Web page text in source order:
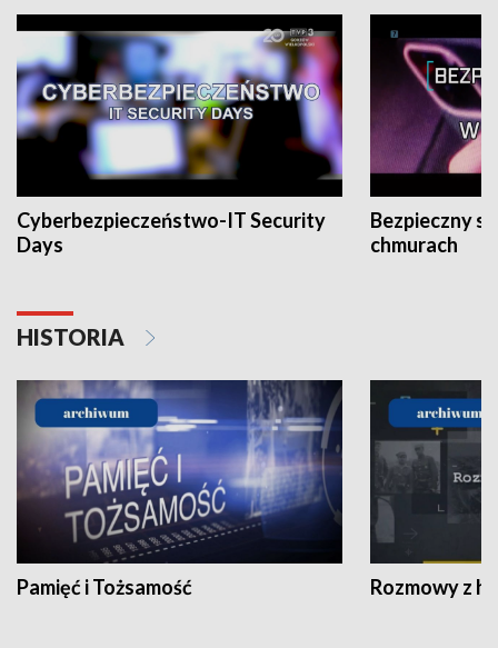
Cyberbezpieczeństwo-IT Security
Days
Bezpieczny
chmurach
HISTORIA
Pamięć i Tożsamość Rozmowy z